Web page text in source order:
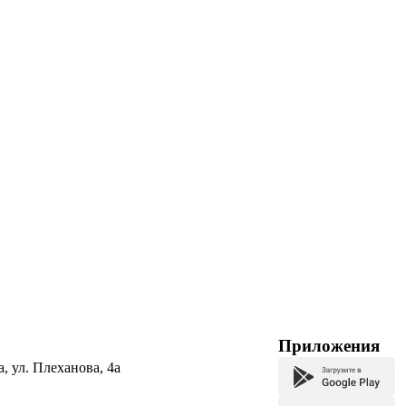
ул. Плеханова, 4а
Приложения